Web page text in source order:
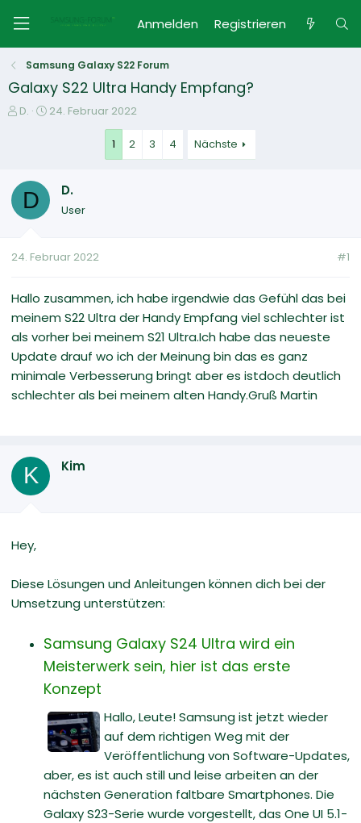
Anmelden Registrieren
Samsung Galaxy S22 Forum
Galaxy S22 Ultra Handy Empfang?
E
e
D.
E
l
l
m
24. Februar 2022
1 2 3 4 Nächste
D D.
User
24. Februar 2022 #1
Hallo zusammen, ich habe irgendwie das Gefühl das bei
meinem S22 Ultra der Handy Empfang viel schlechter ist
als vorher bei meinem S21 Ultra.Ich habe das neueste
Update drauf wo ich der Meinung bin das es ganz
minimale Verbesserung bringt aber es istdoch deutlich
schlechter als bei meinem alten Handy.Gruß Martin
K Kim
Hey,
Diese Lösungen und Anleitungen können dich bei der
Umsetzung unterstützen:
Samsung Galaxy S24 Ultra wird ein
Meisterwerk sein, hier ist das erste
Konzept
Hallo, Leute! Samsung ist jetzt wieder
auf dem richtigen Weg mit der
Veröffentlichung von Software-Updates,
aber, es ist auch still und leise arbeiten an der
nächsten Generation faltbare Smartphones. Die
Galaxy S23-Serie wurde vorgestellt, das One UI 5.1-